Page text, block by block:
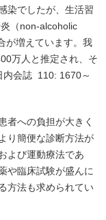
染でしたが、生活習
（non-alcoholic
が増えています。我
万人と推定され、そ
内会誌 110: 1670～
者への負担が大きく
り簡便な診断方法が
よび運動療法であ
や臨床試験が盛んに
方法も求められてい